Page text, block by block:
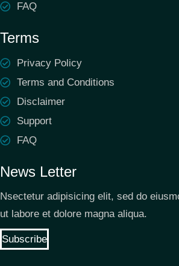
FAQ
Terms
Privacy Policy
Terms and Conditions
Disclaimer
Support
FAQ
News Letter
Nsectetur adipisicing elit, sed do
ut labore et dolore magna aliqua.
Subscribe